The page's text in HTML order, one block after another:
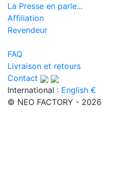
La Presse en parle...
Affiliation
Revendeur
FAQ
Livraison et retours
Contact
International : English €
© NEO FACTORY - 2026